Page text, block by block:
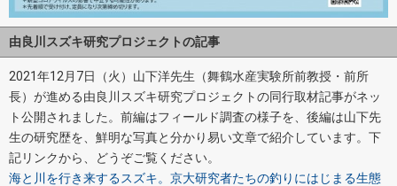
由良川スズキ研究プロジェクトの記事
2021年12月7日（火）山下洋先生（舞鶴水産実験所前教授・前所
長）が進める由良川スズキ研究プロジェクトの同行取材記事がネッ
ト公開されました。前編はフィールド調査の様子を、後編は山下先
生の研究歴を、鮮明な写真と分かり易い文章で紹介しています。下
記リンクから、どうぞご覧ください。
海と川を行き来するスズキ。京大研究者たちの釣りにはじまる生態